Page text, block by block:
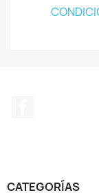
CATEGORÍAS